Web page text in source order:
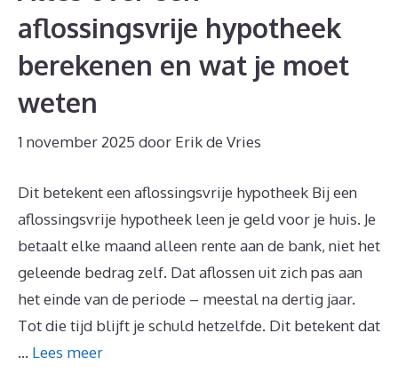
aflossingsvrije hypotheek
berekenen en wat je moet
weten
1 november 2025 door Erik de Vries
Dit betekent een aflossingsvrije hypotheek Bij een
aflossingsvrije hypotheek leen je geld voor je huis. Je
betaalt elke maand alleen rente aan de bank, niet het
geleende bedrag zelf. Dat aflossen uit zich pas aan
het einde van de periode – meestal na dertig jaar.
Tot die tijd blijft je schuld hetzelfde. Dit betekent dat
… Lees meer